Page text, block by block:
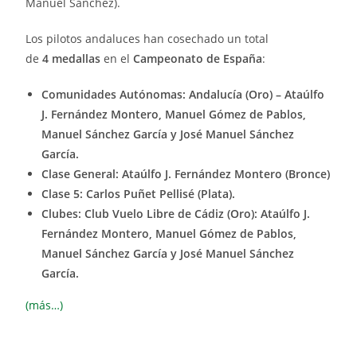
Los pilotos andaluces han cosechado un total
de4 medallas en elCampeonato de España:
Comunidades Autónomas: Andalucía (Oro) –Ataúlfo
J. Fernández Montero, Manuel Gómez de Pablos,
Manuel Sánchez García y José Manuel Sánchez
García.
Clase General: Ataúlfo J. Fernández Montero (Bronce)
Clase 5: Carlos Puñet Pellisé (Plata).
Clubes: Club Vuelo Libre de Cádiz (Oro): Ataúlfo J.
Fernández Montero, Manuel Gómez de Pablos,
Manuel Sánchez García y José Manuel Sánchez
García.
(más…)